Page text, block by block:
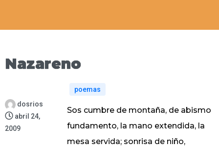
Nazareno
dosrios
abril 24,
2009
poemas
Sos cumbre de montaña, de abismo
fundamento, la mano extendida, la
mesa servida; sonrisa de niño,